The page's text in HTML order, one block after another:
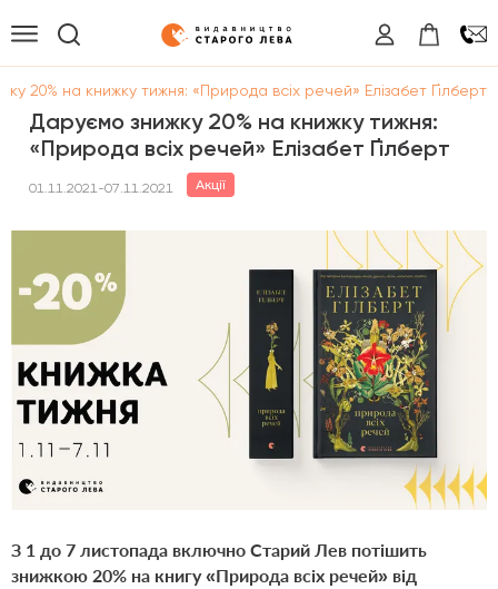
20% на книжку тижня: «Природа всіх речей» Елізабет Ґілберт
Даруємо знижку 20% на книжку тижня:
«Природа всіх речей» Елізабет Ґілберт
01.11.2021-07.11.2021 Акції
З 1 до 7 листопада включно Старий Лев потішить
знижкою 20% на книгу «Природа всіх речей» від